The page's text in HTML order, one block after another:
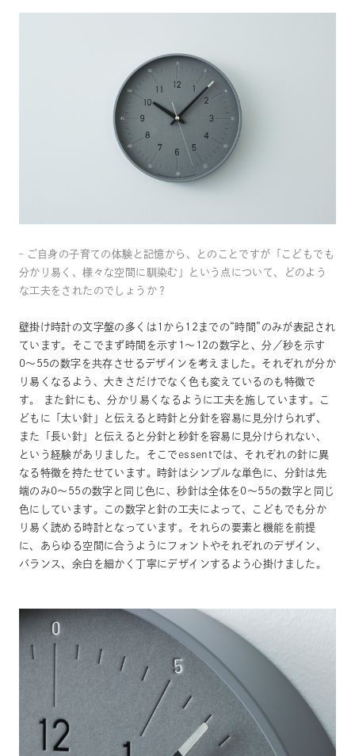
– ご自身の子育ての体験と記憶から、とのことですが「こどもでも
分かり易く、様々な空間に馴染む」という点について、どのよう
な工夫をされたのでしょうか？
壁掛け時計の文字盤の多くは1から12までの“時間”のみが表記され
ています。そこでまず時間を示す1〜12の数字と、分／秒を示す
0〜55の数字を共存させるデザインを考えました。それぞれが分か
り易くなるよう、大きさだけでなく色も変えているのも特徴で
す。 また針にも、分かり易くなるように工夫を施しています。こ
どもに「太い針」と伝えると時針と分針を容易に見分けられず、
また「長い針」と伝えると分針と秒針を容易に見分けられない、
という経験がありました。そこでessentでは、それぞれの針に異
なる特徴を持たせています。時針はシンプルな単色に、分針は先
端のみ0〜55の数字と同じ色に、秒針は全体を0〜55の数字と同じ
色にしています。この数字と針の工夫によって、こどもでも分か
り易く読める時計となっています。それらの要素と機能を前提
に、あらゆる空間に合うようにフォントやそれぞれのデザイン、
バランス、余白を細かく丁寧にデザインするよう心掛けました。